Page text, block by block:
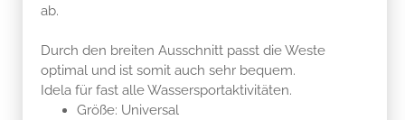
ab.
Durch den breiten Ausschnitt passt die Weste
optimal und ist somit auch sehr bequem.
Idela für fast alle Wassersportaktivitäten.
Größe: Universal